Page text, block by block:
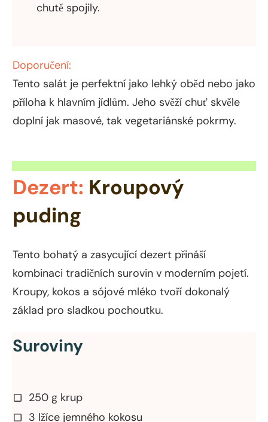
chutě spojily.
Doporučení:
Tento salát je perfektní jako lehký oběd nebo jako
příloha k hlavním jídlům. Jeho svěží chuť skvěle
doplní jak masové, tak vegetariánské pokrmy.
Dezert: Kroupový
puding
Tento bohatý a zasycující dezert přináší
kombinaci tradičních surovin v moderním pojetí.
Kroupy, kokos a sójové mléko tvoří dokonalý
základ pro sladkou pochoutku.
Suroviny
250 g krup
3 lžíce jemného kokosu